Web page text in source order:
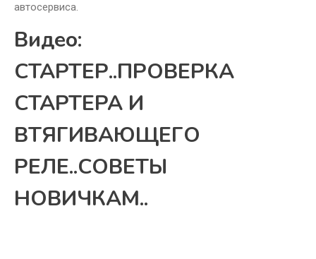
автосервиса.
Видео:
СТАРТЕР..ПРОВЕРКА
СТАРТЕРА И
ВТЯГИВАЮЩЕГО
РЕЛЕ..СОВЕТЫ
НОВИЧКАМ..